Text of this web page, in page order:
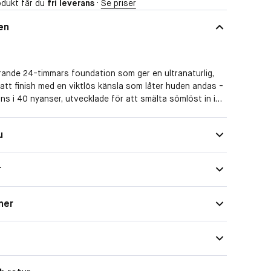
får du fri leverans· Se priser
24-timmars foundation som ger en ultranaturlig,
finish med en viktlös känsla som låter huden andas -
i 40 nyanser, utvecklade för att smälta sömlöst in i
har en unik formula som kombinerar hudtonsnära
matt och osynlig-på-huden finish med 24-
och komfort.
lämnar ingen vit hinna och innehåller zinkoxid för att